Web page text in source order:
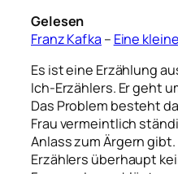
Gelesen
Franz Kafka – Eine
Es ist eine Erzählung
Ich-Erzählers. Er geht
Das Problem besteht
Frau vermeintlich
Anlass zum Ärgern
Erzählers überhaupt